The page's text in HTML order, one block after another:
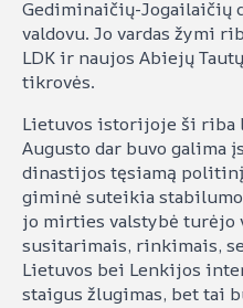
Gediminaičių-Jogailaičių
valdovu. Jo vardas žymi
LDK ir naujos Abiejų
tikrovės.
Lietuvos istorijoje ši riba
Augusto dar buvo galima
dinastijos tęsiamą
giminė suteikia
jo mirties valstybė
susitarimais, rinkimais,
Lietuvos bei Lenkijos
staigus žlugimas, bet tai